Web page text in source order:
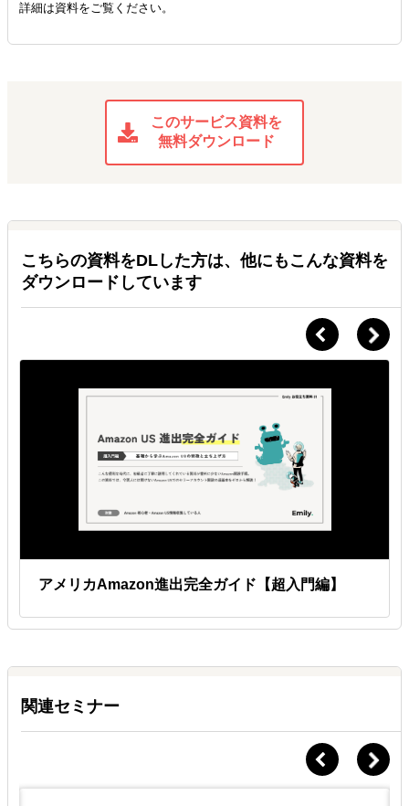
詳細は資料をご覧ください。
このサービス資料を
無料ダウンロード
こちらの資料をDLした方は、他にもこんな資料を
ダウンロードしています
アメリカAmazon進出完全ガイド【超入門編】
関連セミナー